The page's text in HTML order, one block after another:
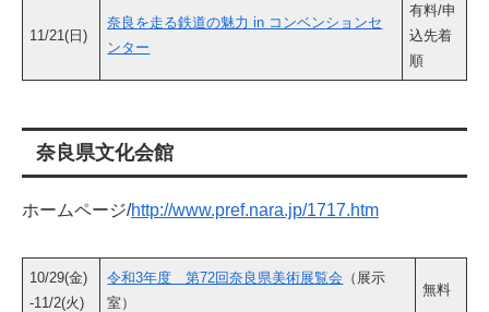
11/21(日)
奈良を走る鉄道の魅力 in コンベンションセ
ンター
有料/申
込先着
順
奈良県文化会館
ホームページ/http://www.pref.nara.jp/1717.htm
10/29(金)
-11/2(火)
令和3年度 第72回奈良県美術展覧会 （展示
室）
無料